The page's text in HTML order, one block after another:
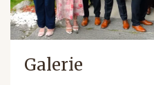
Galerie